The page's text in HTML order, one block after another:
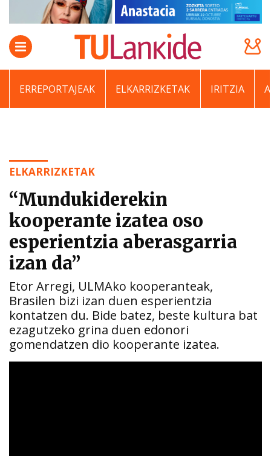
ERREPORTAJEAK ELKARRIZKETAK IRITZIA
ELKARRIZKETAK
“Mundukiderekin
kooperante izatea oso
esperientzia aberasgarria
izan da”
Etor Arregi, ULMAko kooperanteak,
Brasilen bizi izan duen esperientzia
kontatzen du. Bide batez, beste kultura bat
ezagutzeko grina duen edonori
gomendatzen dio kooperante izatea.